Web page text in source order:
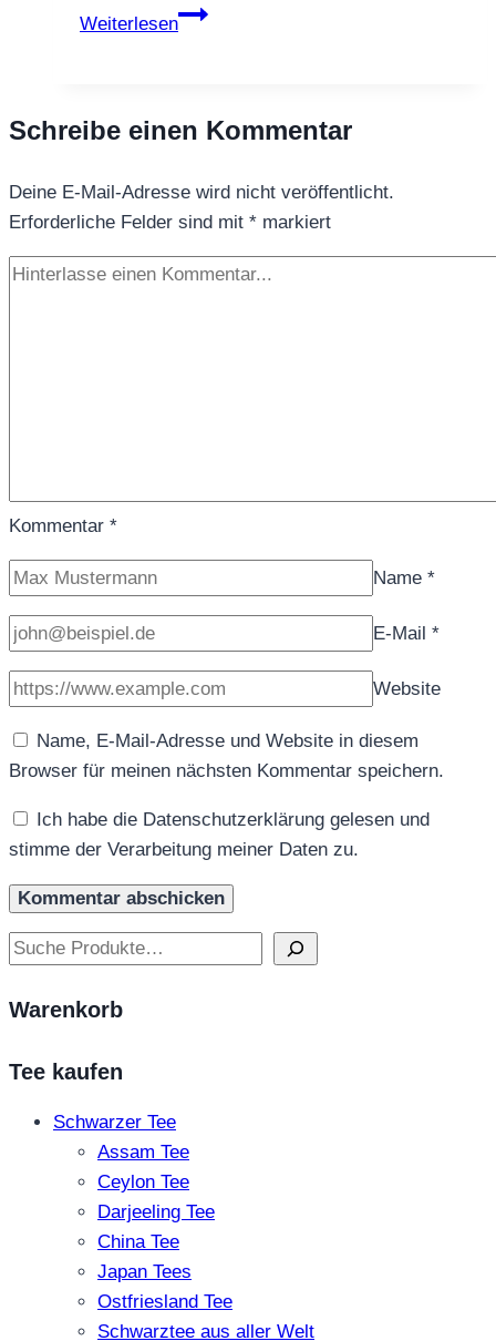
Weiterlesen
GRÜNTEE
Schreibe einen Kommentar
Deine E-Mail-Adresse wird nicht veröffentlicht.
Erforderliche Felder sind mit * markiert
Kommentar *
Name *
E-Mail *
Website
Name, E-Mail-Adresse und Website in diesem
Browser für meinen nächsten Kommentar speichern.
Ich habe die Datenschutzerklärung gelesen und
stimme der Verarbeitung meiner Daten zu.
Suchen
Warenkorb
Tee kaufen
Schwarzer Tee
Assam Tee
Ceylon Tee
Darjeeling Tee
China Tee
Japan Tees
Ostfriesland Tee
Schwarztee aus aller Welt